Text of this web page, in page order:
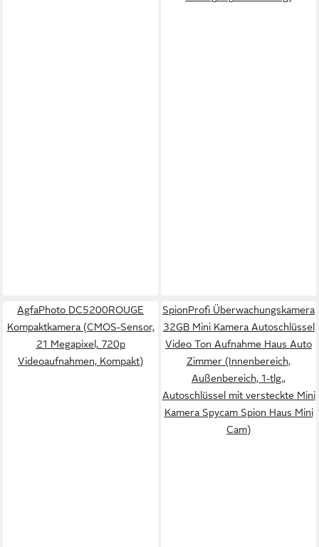
AgfaPhoto DC5200ROUGE
Kompaktkamera (CMOS-Sensor,
21 Megapixel, 720p
Videoaufnahmen, Kompakt)
SpionProfi Überwachungskamera
32GB Mini Kamera Autoschlüssel
Video Ton Aufnahme Haus Auto
Zimmer (Innenbereich,
Außenbereich, 1-tlg.,
Autoschlüssel mit versteckte Mini
Kamera Spycam Spion Haus Mini
Cam)